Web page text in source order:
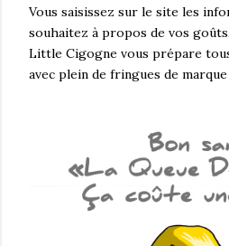
Vous saisissez sur le site les
souhaitez à propos de vos
Little Cigogne vous prépare
avec plein de fringues de